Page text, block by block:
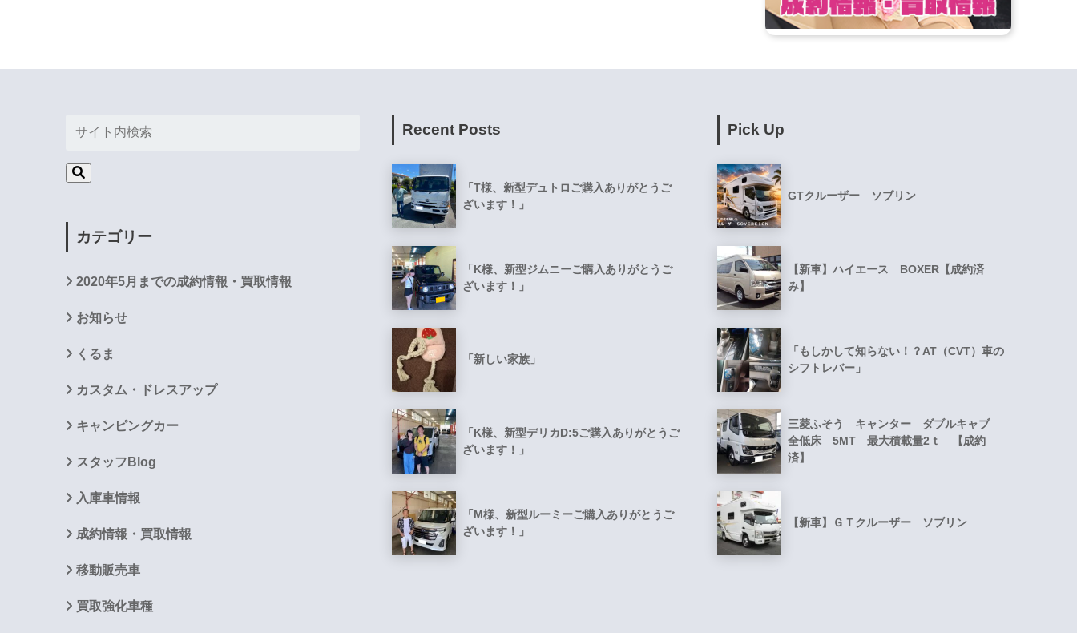
カテゴリー
2020年5月までの成約情報・買取情報
お知らせ
くるま
カスタム・ドレスアップ
キャンピングカー
スタッフBlog
入庫車情報
成約情報・買取情報
移動販売車
買取強化車種
Recent Posts
「T様、新型デュトロご購入ありがとうご
ざいます！」
「K様、新型ジムニーご購入ありがとうご
ざいます！」
「新しい家族」
「K様、新型デリカD:5ご購入ありがとうご
ざいます！」
「M様、新型ルーミーご購入ありがとうご
ざいます！」
Pick Up
GTクルーザー ソブリン
【新車】ハイエース BOXER【成約済
み】
「もしかして知らない！？AT（CVT）車の
シフトレバー」
三菱ふそう キャンター ダブルキャブ
全低床 5MT 最大積載量2ｔ 【成約
済】
【新車】ＧＴクルーザー ソブリン